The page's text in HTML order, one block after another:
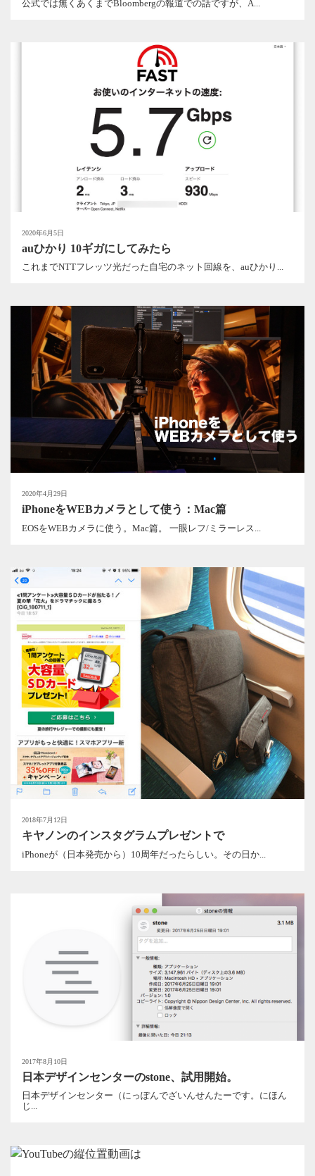
公式では無くあくまでBloombergの報道での話ですが、A...
2020年6月5日
auひかり 10ギガにしてみたら
これまでNTTフレッツ光だった自宅のネット回線を、auひかり...
2020年4月29日
iPhoneをWEBカメラとして使う：Mac篇
EOSをWEBカメラに使う。Mac篇。 一眼レフ/ミラーレス...
2018年7月12日
キヤノンのインスタグラムプレゼントで
iPhoneが（日本発売から）10周年だったらしい。その日か...
2017年8月10日
日本デザインセンターのstone、試用開始。
日本デザインセンター（にっぽんでざいんせんたーです。にほん
じ...